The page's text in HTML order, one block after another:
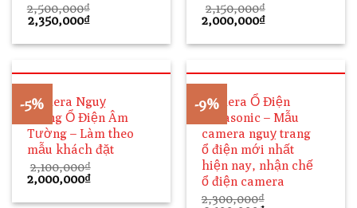
2,500,000₫
Giá
gốc
là:
2,350,000₫Giá
tại
2,150,000₫
Giá
là:
2,000,000₫Giá
tại
-5%
Camera Nguỵ
Trang Ổ Điện Âm
Tường – Làm theo
mẫu khách đặt
2,100,000₫
Giá
gốc
là:
2,000,000₫Giá
tại
-9%
Camera Ổ Điện
Panasonic – Mẫu
camera nguỵ trang
ổ điện mới nhất
hiện nay, nhận chế
ổ điện camera
2,300,000₫